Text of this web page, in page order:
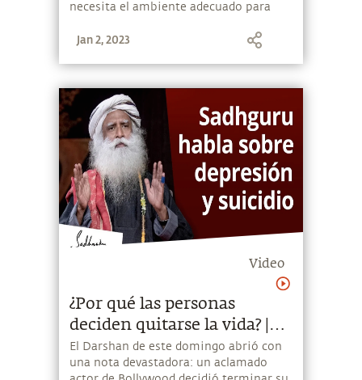
necesita el ambiente adecuado para
Jan 2, 2023
Video
¿Por qué las personas
deciden quitarse la vida? |
Sadhguru
El Darshan de este domingo abrió con
una nota devastadora: un aclamado